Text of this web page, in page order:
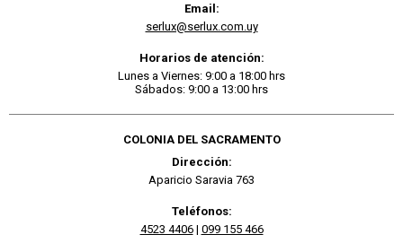
Email:
serlux@serlux.com.uy
Horarios de atención:
Lunes a Viernes: 9:00 a 18:00 hrs
Sábados: 9:00 a 13:00 hrs
COLONIA DEL SACRAMENTO
Dirección:
Aparicio Saravia 763
Teléfonos:
4523 4406| 099 155 466